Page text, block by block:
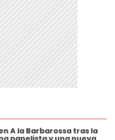
A la Barbarossa tras la